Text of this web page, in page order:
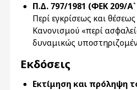
Π.Δ. 797/1981 (ΦΕΚ 209/Α`
Περί εγκρίσεως και
Κανονισμού «περί
δυναμικώς
Εκδόσεις
Εκτίμηση και πρόληψη